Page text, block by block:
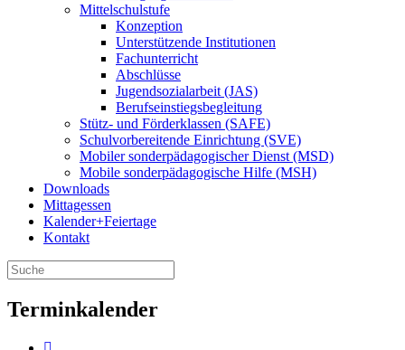
Mittelschulstufe
Konzeption
Unterstützende Institutionen
Fachunterricht
Abschlüsse
Jugendsozialarbeit (JAS)
Berufseinstiegsbegleitung
Stütz- und Förderklassen (SAFE)
Schulvorbereitende Einrichtung (SVE)
Mobiler sonder­­pädagogischer Dienst (MSD)
Mobile sonder­pädagogische Hilfe (MSH)
Downloads
Mittagessen
Kalender+Feiertage
Kontakt
Terminkalender